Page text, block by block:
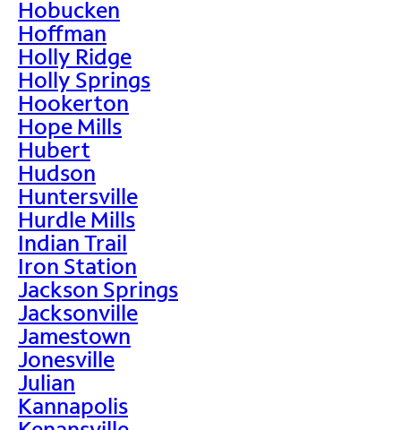
Hobucken
Hoffman
Holly Ridge
Holly Springs
Hookerton
Hope Mills
Hubert
Hudson
Huntersville
Hurdle Mills
Indian Trail
Iron Station
Jackson Springs
Jacksonville
Jamestown
Jonesville
Julian
Kannapolis